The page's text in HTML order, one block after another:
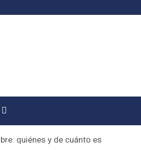
quiénes y de cuánto es